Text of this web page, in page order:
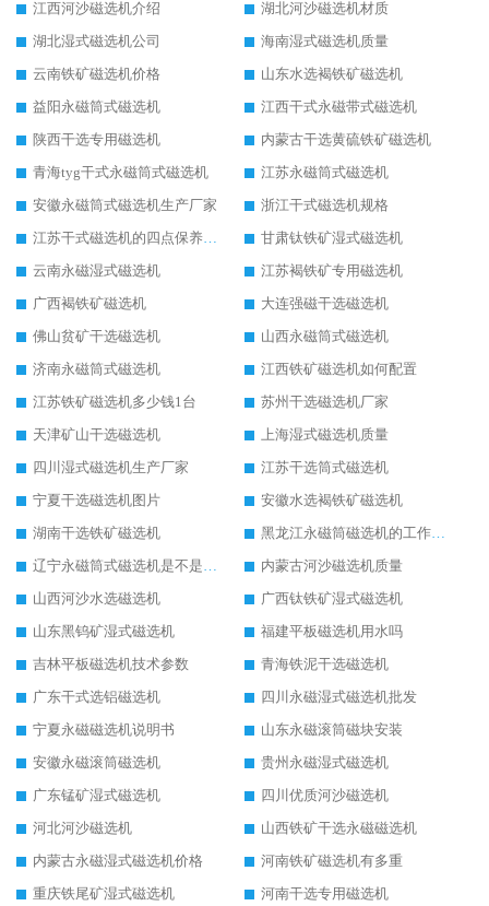
江西河沙磁选机介绍
湖北河沙磁选机材质
湖北湿式磁选机公司
海南湿式磁选机质量
云南铁矿磁选机价格
山东水选褐铁矿磁选机
益阳永磁筒式磁选机
江西干式永磁带式磁选机
陕西干选专用磁选机
内蒙古干选黄硫铁矿磁选机
青海tyg干式永磁筒式磁选机
江苏永磁筒式磁选机
安徽永磁筒式磁选机生产厂家
浙江干式磁选机规格
江苏干式磁选机的四点保养秘籍
甘肃钛铁矿湿式磁选机
云南永磁湿式磁选机
江苏褐铁矿专用磁选机
广西褐铁矿磁选机
大连强磁干选磁选机
佛山贫矿干选磁选机
山西永磁筒式磁选机
济南永磁筒式磁选机
江西铁矿磁选机如何配置
江苏铁矿磁选机多少钱1台
苏州干选磁选机厂家
天津矿山干选磁选机
上海湿式磁选机质量
四川湿式磁选机生产厂家
江苏干选筒式磁选机
宁夏干选磁选机图片
安徽水选褐铁矿磁选机
湖南干选铁矿磁选机
黑龙江永磁筒磁选机的工作原理
辽宁永磁筒式磁选机是不是强磁
内蒙古河沙磁选机质量
山西河沙水选磁选机
广西钛铁矿湿式磁选机
山东黑钨矿湿式磁选机
福建平板磁选机用水吗
吉林平板磁选机技术参数
青海铁泥干选磁选机
广东干式选铝磁选机
四川永磁湿式磁选机批发
宁夏永磁磁选机说明书
山东永磁滚筒磁块安装
安徽永磁滚筒磁选机
贵州永磁湿式磁选机
广东锰矿湿式磁选机
四川优质河沙磁选机
河北河沙磁选机
山西铁矿干选永磁磁选机
内蒙古永磁湿式磁选机价格
河南铁矿磁选机有多重
重庆铁尾矿湿式磁选机
河南干选专用磁选机